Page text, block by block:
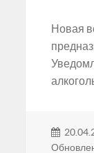
Новая